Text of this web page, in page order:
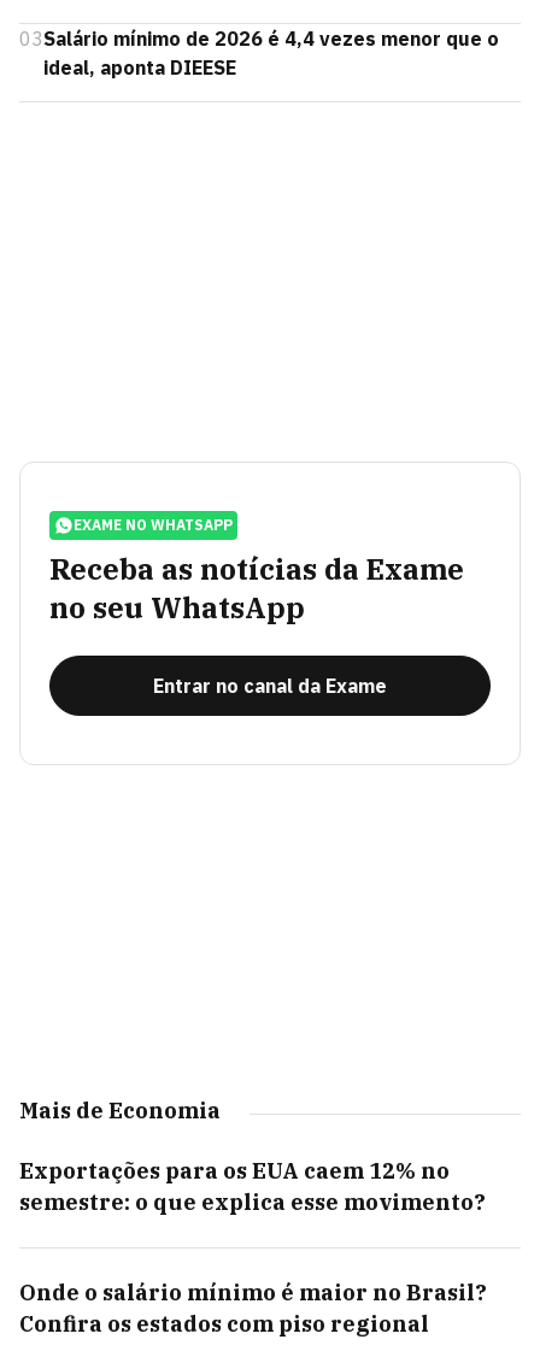
03Salário mínimo de 2026 é 4,4 vezes menor que o
ideal, aponta DIEESE
EXAME NO WHATSAPP
Receba as notícias da Exame
no seu WhatsApp
Entrar no canal da Exame
Mais de Economia
Exportações para os EUA caem 12% no
semestre: o que explica esse movimento?
Onde o salário mínimo é maior no Brasil?
Confira os estados com piso regional